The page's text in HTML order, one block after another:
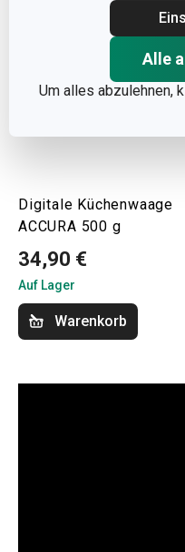
Alle
Um alles abzulehnen,
Digitale Küchenwaage
ACCURA 500 g
34,90 €
Auf Lager
Warenkorb